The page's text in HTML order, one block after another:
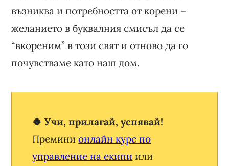
възниква и потребността от корени –
желанието в буквалния смисъл да се
“вкореним” в този свят и отново да го
почувстваме като наш дом.
🍀 Учи, прилагай, успявай!
Преминионлайн курс по
управление на екипи или